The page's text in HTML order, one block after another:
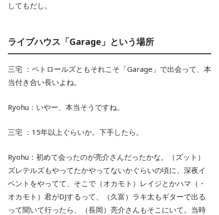
してもだし。
ライブハウス「Garage」という場所
三宅 ：ペトロールズともそれこそ「Garage」で出会って、本
当付き合い長いよね。
Ryohu：いやー、本当そうですね。
三宅 ：15年以上ぐらいか。下手したら。
Ryohu：初めて会ったのが亮介さんだったかな。（ズット）
ズレテルズもやってたかやってないかぐらいの頃に、深夜イ
ベントをやってて、そこで（オカモト）レイジとかハマ（・
オカモト）君がDJするって、（久富）ラキ太もギターで出る
って聞いて行ったら、（長岡）亮介さんもそこにいて。当時